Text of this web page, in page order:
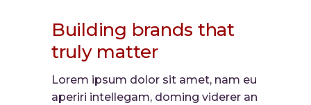
Building brands that
truly matter
Lorem ipsum dolor sit amet, nam eu
aperiri intellegam, doming viderer an